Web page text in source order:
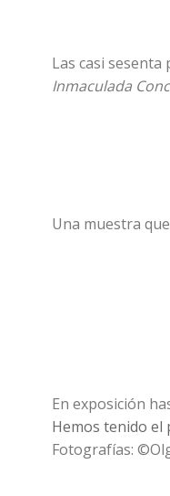
Las casi sesenta
Inmaculada
Una muestra
En exposición
Hemos tenido el
Fotografías: